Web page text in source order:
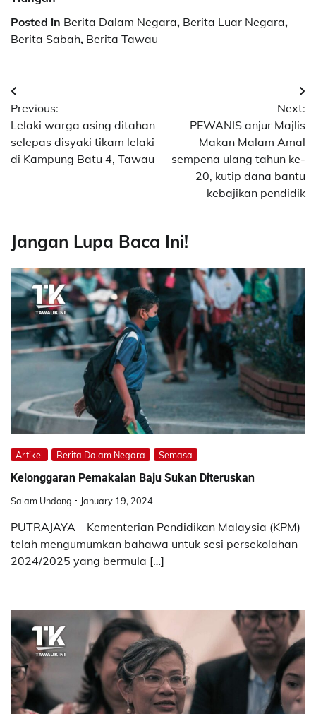
Posted in Berita Dalam Negara, Berita Luar Negara,
Berita Sabah, Berita Tawau
Post
navigation
Previous:
Lelaki warga asing ditahan
selepas disyaki tikam lelaki
di Kampung Batu 4, Tawau
Next:
PEWANIS anjur Majlis
Makan Malam Amal
sempena ulang tahun ke-
20, kutip dana bantu
kebajikan pendidik
Jangan Lupa Baca Ini!
Artikel Berita Dalam Negara Semasa
Kelonggaran Pemakaian Baju Sukan Diteruskan
Salam Undong January 19, 2024
PUTRAJAYA – Kementerian Pendidikan Malaysia (KPM)
telah mengumumkan bahawa untuk sesi persekolahan
2024/2025 yang bermula […]